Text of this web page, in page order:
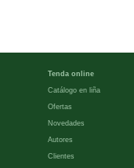
Tenda online
Catálogo en liña
Ofertas
Novedades
Autores
Clientes